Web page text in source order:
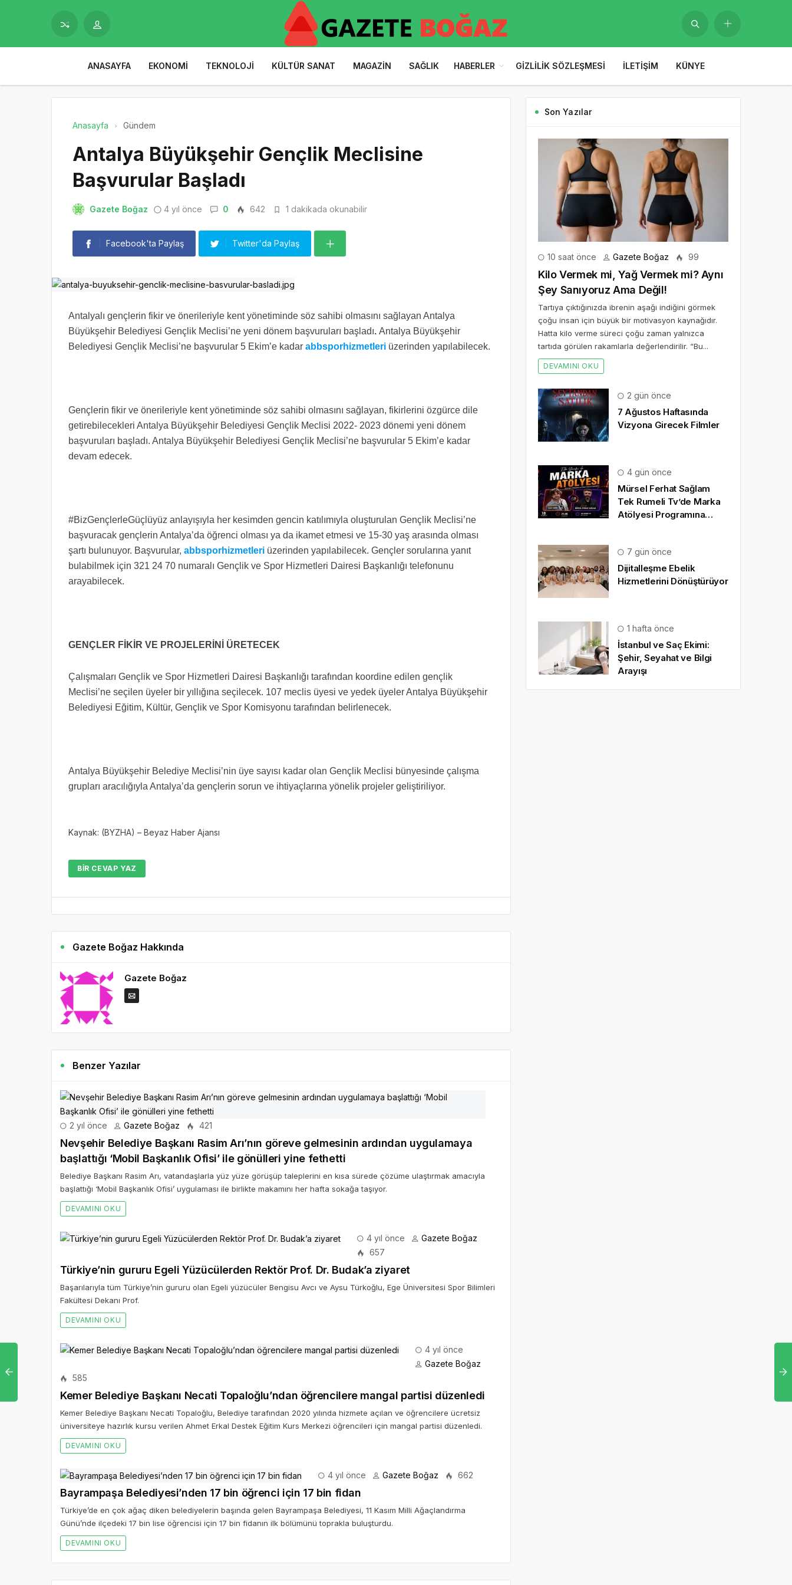
ANASAYFA EKONOMI TEKNOLOJI KÜLTÜR SANAT MAGAZIN SAĞLIK HABERLER GIZLILIK SÖZLEŞMESI İLETIŞIM KÜNYE
Anasayfa Gündem
Antalya Büyükşehir Gençlik Meclisine
Başvurular Başladı
Gazete Boğaz 4 yıl önce 0 642 1 dakikada okunabilir
Facebook'ta Paylaş Twitter'da Paylaş
Antalyalı gençlerin fikir ve önerileriyle kent yönetiminde söz sahibi olmasını sağlayan Antalya
Büyükşehir Belediyesi Gençlik Meclisi’ne yeni dönem başvuruları başladı. Antalya Büyükşehir
Belediyesi Gençlik Meclisi’ne başvurular 5 Ekim’e kadar abbsporhizmetleri üzerinden yapılabilecek.
Gençlerin fikir ve önerileriyle kent yönetiminde söz sahibi olmasını sağlayan, fikirlerini özgürce dile
getirebilecekleri Antalya Büyükşehir Belediyesi Gençlik Meclisi 2022- 2023 dönemi yeni dönem
başvuruları başladı. Antalya Büyükşehir Belediyesi Gençlik Meclisi’ne başvurular 5 Ekim’e kadar
devam edecek.
#BizGençlerleGüçlüyüz anlayışıyla her kesimden gencin katılımıyla oluşturulan Gençlik Meclisi’ne
başvuracak gençlerin Antalya’da öğrenci olması ya da ikamet etmesi ve 15-30 yaş arasında olması
şartı bulunuyor. Başvurular, abbsporhizmetleri üzerinden yapılabilecek. Gençler sorularına yanıt
bulabilmek için 321 24 70 numaralı Gençlik ve Spor Hizmetleri Dairesi Başkanlığı telefonunu
arayabilecek.
GENÇLER FİKİR VE PROJELERİNİ ÜRETECEK
Çalışmaları Gençlik ve Spor Hizmetleri Dairesi Başkanlığı tarafından koordine edilen gençlik
Meclisi’ne seçilen üyeler bir yıllığına seçilecek. 107 meclis üyesi ve yedek üyeler Antalya Büyükşehir
Belediyesi Eğitim, Kültür, Gençlik ve Spor Komisyonu tarafından belirlenecek.
Antalya Büyükşehir Belediye Meclisi’nin üye sayısı kadar olan Gençlik Meclisi bünyesinde çalışma
grupları aracılığıyla Antalya’da gençlerin sorun ve ihtiyaçlarına yönelik projeler geliştiriliyor.
Kaynak: (BYZHA) – Beyaz Haber Ajansı
BIR CEVAP YAZ
Gazete Boğaz Hakkında
Gazete Boğaz
Benzer Yazılar
2 yıl önce Gazete Boğaz 421
Nevşehir Belediye Başkanı Rasim Arı’nın göreve gelmesinin ardından uygulamaya
başlattığı ‘Mobil Başkanlık Ofisi’ ile gönülleri yine fethetti
Belediye Başkanı Rasim Arı, vatandaşlarla yüz yüze görüşüp taleplerini en kısa sürede çözüme ulaştırmak amacıyla
başlattığı ‘Mobil Başkanlık Ofisi’ uygulaması ile birlikte makamını her hafta sokağa taşıyor.
DEVAMINI OKU
4 yıl önce
Gazete Boğaz
657
Türkiye’nin gururu Egeli Yüzücülerden Rektör Prof. Dr. Budak’a ziyaret
Başarılarıyla tüm Türkiye’nin gururu olan Egeli yüzücüler Bengisu Avcı ve Aysu Türkoğlu, Ege Üniversitesi Spor Bilimleri
Fakültesi Dekanı Prof.
DEVAMINI OKU
4 yıl önce
Gazete Boğaz
585
Kemer Belediye Başkanı Necati Topaloğlu’ndan öğrencilere mangal partisi düzenledi
Kemer Belediye Başkanı Necati Topaloğlu, Belediye tarafından 2020 yılında hizmete açılan ve öğrencilere ücretsiz
üniversiteye hazırlık kursu verilen Ahmet Erkal Destek Eğitim Kurs Merkezi öğrencileri için mangal partisi düzenledi.
DEVAMINI OKU
4 yıl önce Gazete Boğaz 662
Bayrampaşa Belediyesi’nden 17 bin öğrenci için 17 bin fidan
Türkiye’de en çok ağaç diken belediyelerin başında gelen Bayrampaşa Belediyesi, 11 Kasım Milli Ağaçlandırma
Günü’nde ilçedeki 17 bin lise öğrencisi için 17 bin fidanın ilk bölümünü toprakla buluşturdu.
DEVAMINI OKU
Son Yazılar
10 saat önce Gazete Boğaz 99
Kilo Vermek mi, Yağ Vermek mi? Aynı
Şey Sanıyoruz Ama Değil!
Tartıya çıktığınızda ibrenin aşağı indiğini görmek
çoğu insan için büyük bir motivasyon kaynağıdır.
Hatta kilo verme süreci çoğu zaman yalnızca
tartıda görülen rakamlarla değerlendirilir. “Bu...
DEVAMINI OKU
2 gün önce
7 Ağustos Haftasında
Vizyona Girecek Filmler
4 gün önce
Mürsel Ferhat Sağlam
Tek Rumeli Tv’de Marka
Atölyesi Programına
7 gün önce
Dijitalleşme Ebelik
Hizmetlerini Dönüştürüyor
1 hafta önce
İstanbul ve Saç Ekimi:
Şehir, Seyahat ve Bilgi
Arayışı